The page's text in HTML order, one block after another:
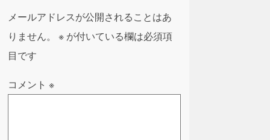
メールアドレスが公開されることはあ
りません。
※ が付いている欄は必須項
目です
コメント※